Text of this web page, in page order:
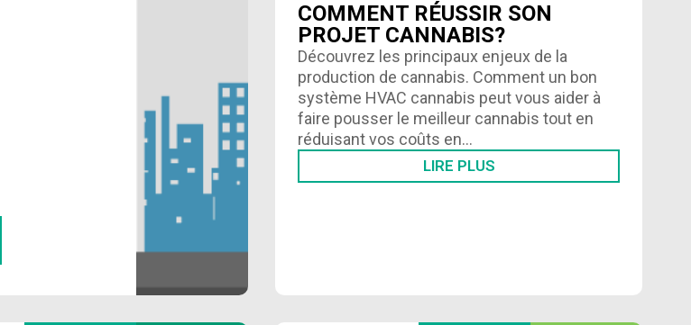
COMMENT RÉUSSIR SON
PROJET CANNABIS?
Découvrez les principaux enjeux de la
production de cannabis. Comment un bon
système HVAC cannabis peut vous aider à
faire pousser le meilleur cannabis tout en
réduisant vos coûts en…
LIRE PLUS